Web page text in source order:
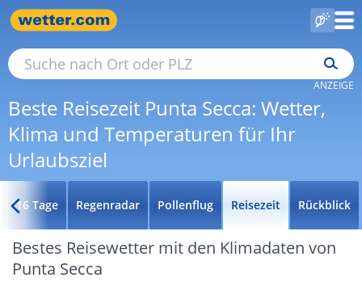
Beste Reisezeit Punta Secca: Wetter,
Klima und Temperaturen für Ihr
Urlaubsziel
ANZEIGE
16 Tage Regenradar Pollenflug Reisezeit Rückblick
Bestes Reisewetter mit den Klimadaten von
Punta Secca